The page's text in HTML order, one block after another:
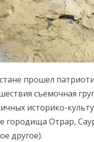
прошел
съемочная
историко-
городища Отрар,
другое).